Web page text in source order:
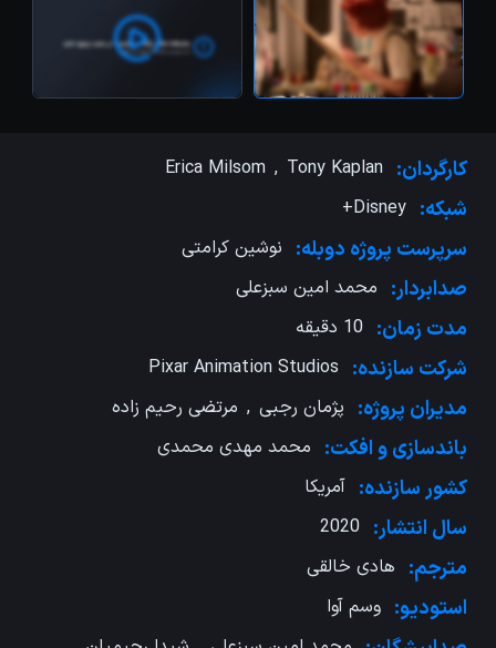
کارگردان: Erica Milsom , Tony Kaplan
شبکه: Disney+
سرپرست پروژه دوبله: نوشین کرامتی
صدابردار: محمد امین سبزعلی
مدت زمان: 10 دقیقه
شرکت سازنده: Pixar Animation Studios
مدیران پروژه: پژمان رجبی , مرتضی رحیم زاده
باندسازی و ‌افکت: محمد مهدی محمدی
کشور سازنده: آمریکا
سال انتشار: 2020
مترجم: هادی خالقی
استودیو: وسم آوا